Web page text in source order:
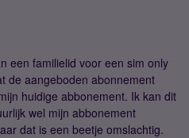
een familielid voor een sim only
de aangeboden abonnement
huidige abbonement. Ik kan dit
wel mijn abbonement
dat is een beetje omslachtig.